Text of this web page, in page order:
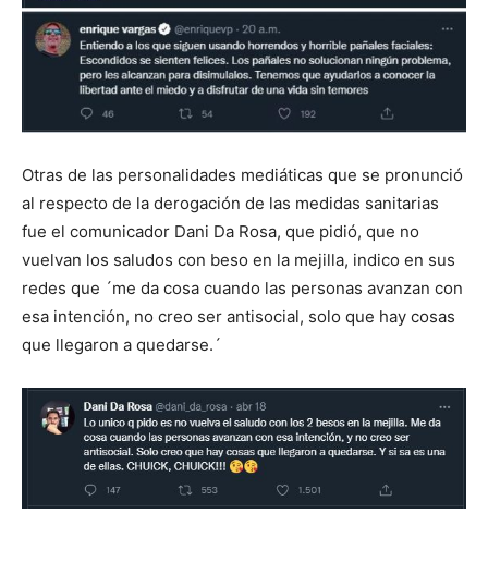
Otras de las personalidades mediáticas que se pronunció
al respecto de la derogación de las medidas sanitarias
fue el comunicador Dani Da Rosa, que pidió, que no
vuelvan los saludos con beso en la mejilla, indico en sus
redes que ´me da cosa cuando las personas avanzan con
esa intención, no creo ser antisocial, solo que hay cosas
que llegaron a quedarse.´